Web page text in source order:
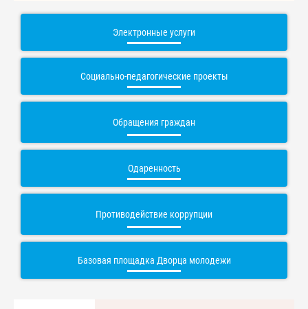
Электронные услуги
Социально-педагогические проекты
Обращения граждан
Одаренность
Противодействие коррупции
Базовая площадка Дворца молодежи